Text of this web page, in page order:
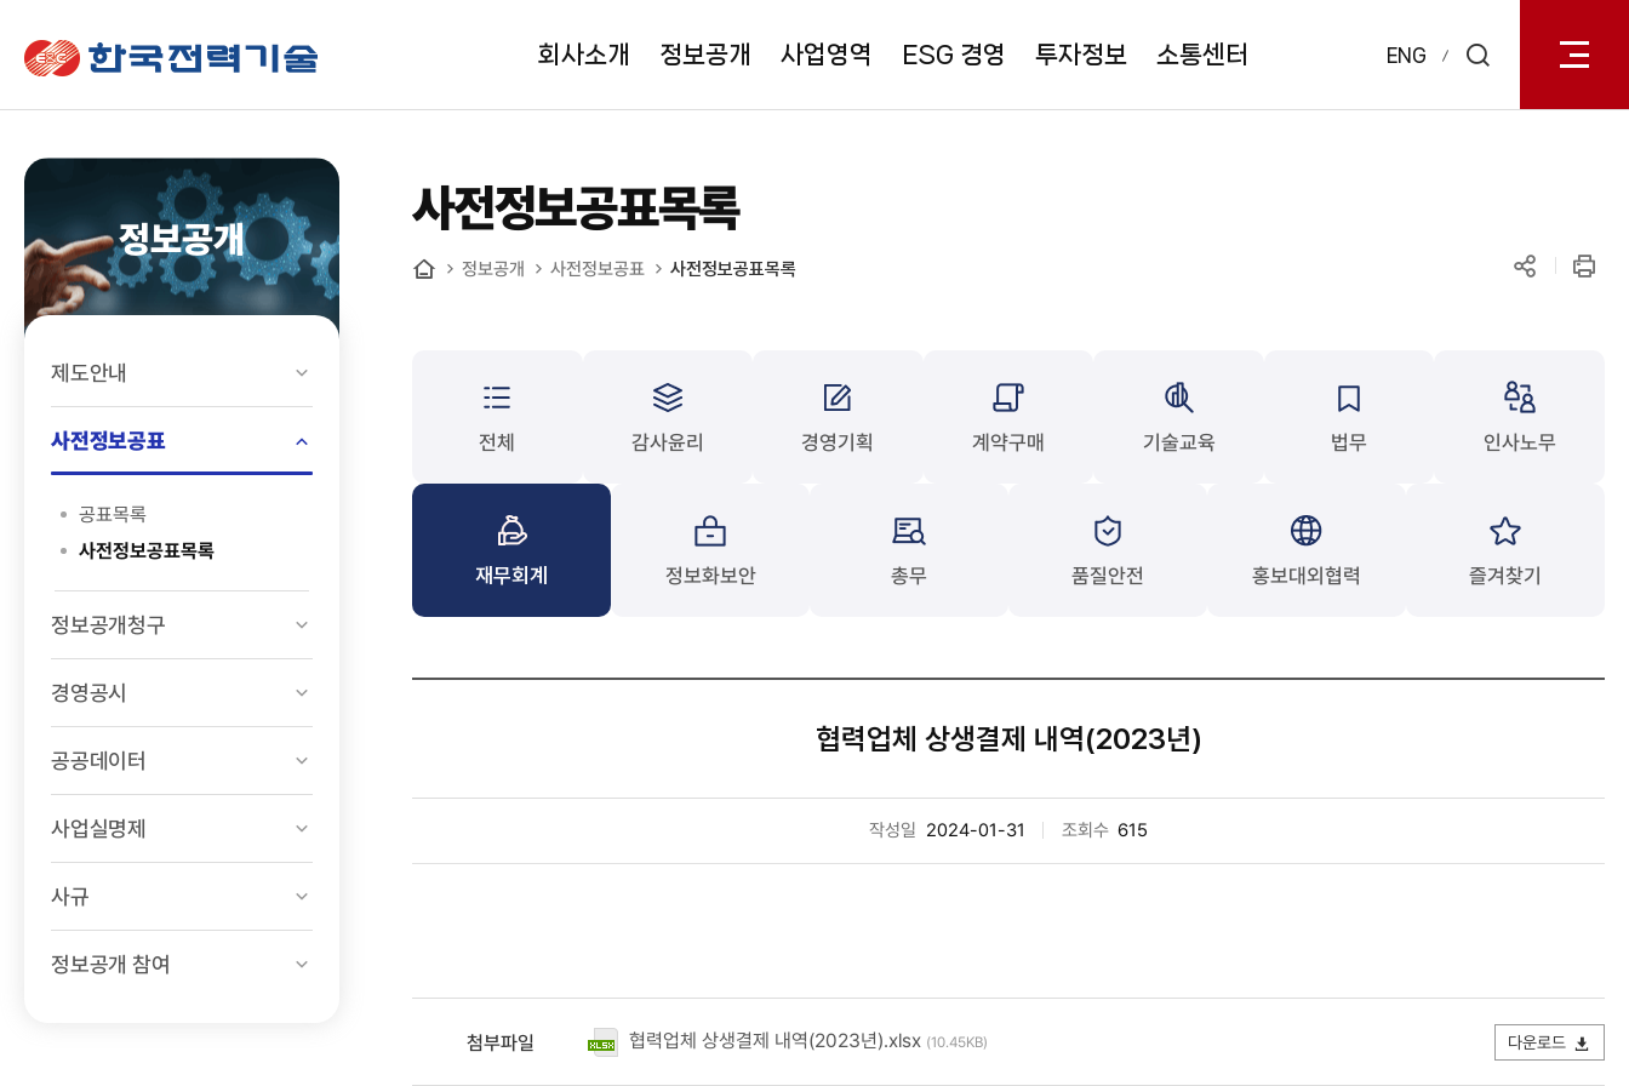
한국전력기술
회사소개 정보공개 사업영역 ESG 경영 투자정보 소통센터 ENG
열기
정보공개
제도안내
사전정보공표
공표목록
사전정보공표목록
정보공개청구
경영공시
공공데이터
사업실명제
사규
정보공개 참여
사전정보공표목록
정보공개 사전정보공표 사전정보공표목록
전체 감사윤리 경영기획 계약구매 기술교육 법무 인사노무
재무회계 정보화보안 총무 품질안전 홍보대외협력 즐겨찾기
협력업체 상생결제 내역(2023년)
작성일 2024-01-31 조회수 615
첨부파일 협력업체 상생결제 내역(2023년).xlsx (10.45KB) 다운로드